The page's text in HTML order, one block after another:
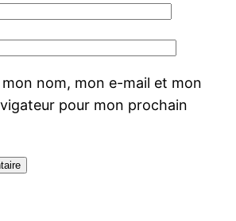
nom, mon e-mail et mon
pour mon prochain